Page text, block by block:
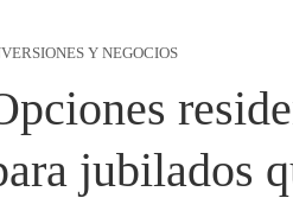
Y NEGOCIOS
jubilados